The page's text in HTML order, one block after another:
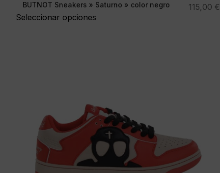
BUTNOT Sneakers » Saturno » color negro
Seleccionar opciones
115,00 €